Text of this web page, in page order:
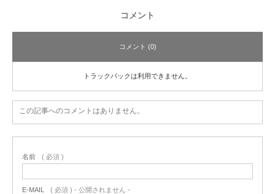
コメント
コメント (0)
トラックバックは利用できません。
この記事へのコメントはありません。
名前 ( 必須 )
E-MAIL ( 必須 ) - 公開されません -